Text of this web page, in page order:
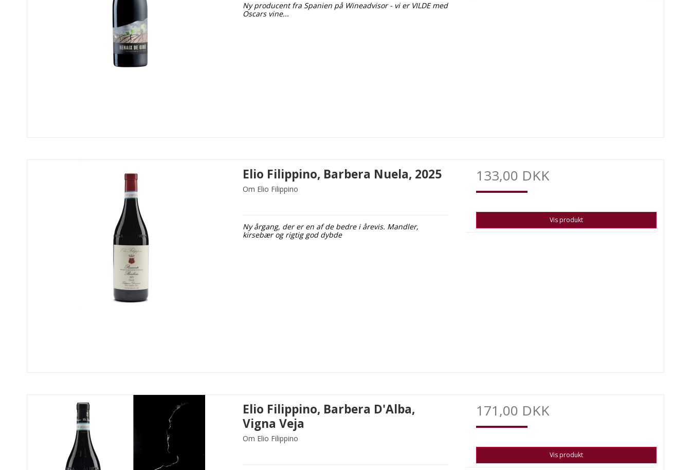
Ny producent fra Spanien på Wineadvisor - vi er VILDE med
Oscars vine...
Elio Filippino, Barbera Nuela, 2025
Om Elio Filippino
Ny årgang, der er en af de bedre i årevis. Mandler,
kirsebær og rigtig god dybde
133,00 DKK
Vis produkt
Elio Filippino, Barbera D'Alba,
Vigna Veja
Om Elio Filippino
171,00 DKK
Vis produkt